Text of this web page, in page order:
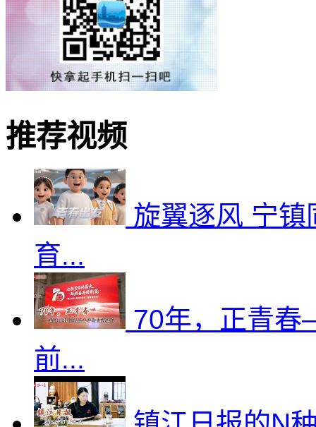
推荐视频
旋翼逐风 宁
育...
70年，正青
前...